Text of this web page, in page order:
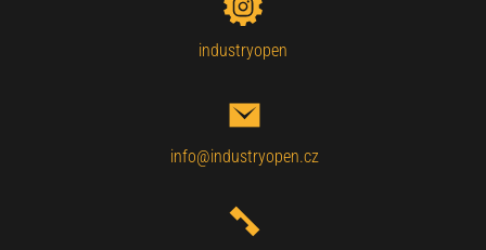
industryopen
info@industryopen.cz